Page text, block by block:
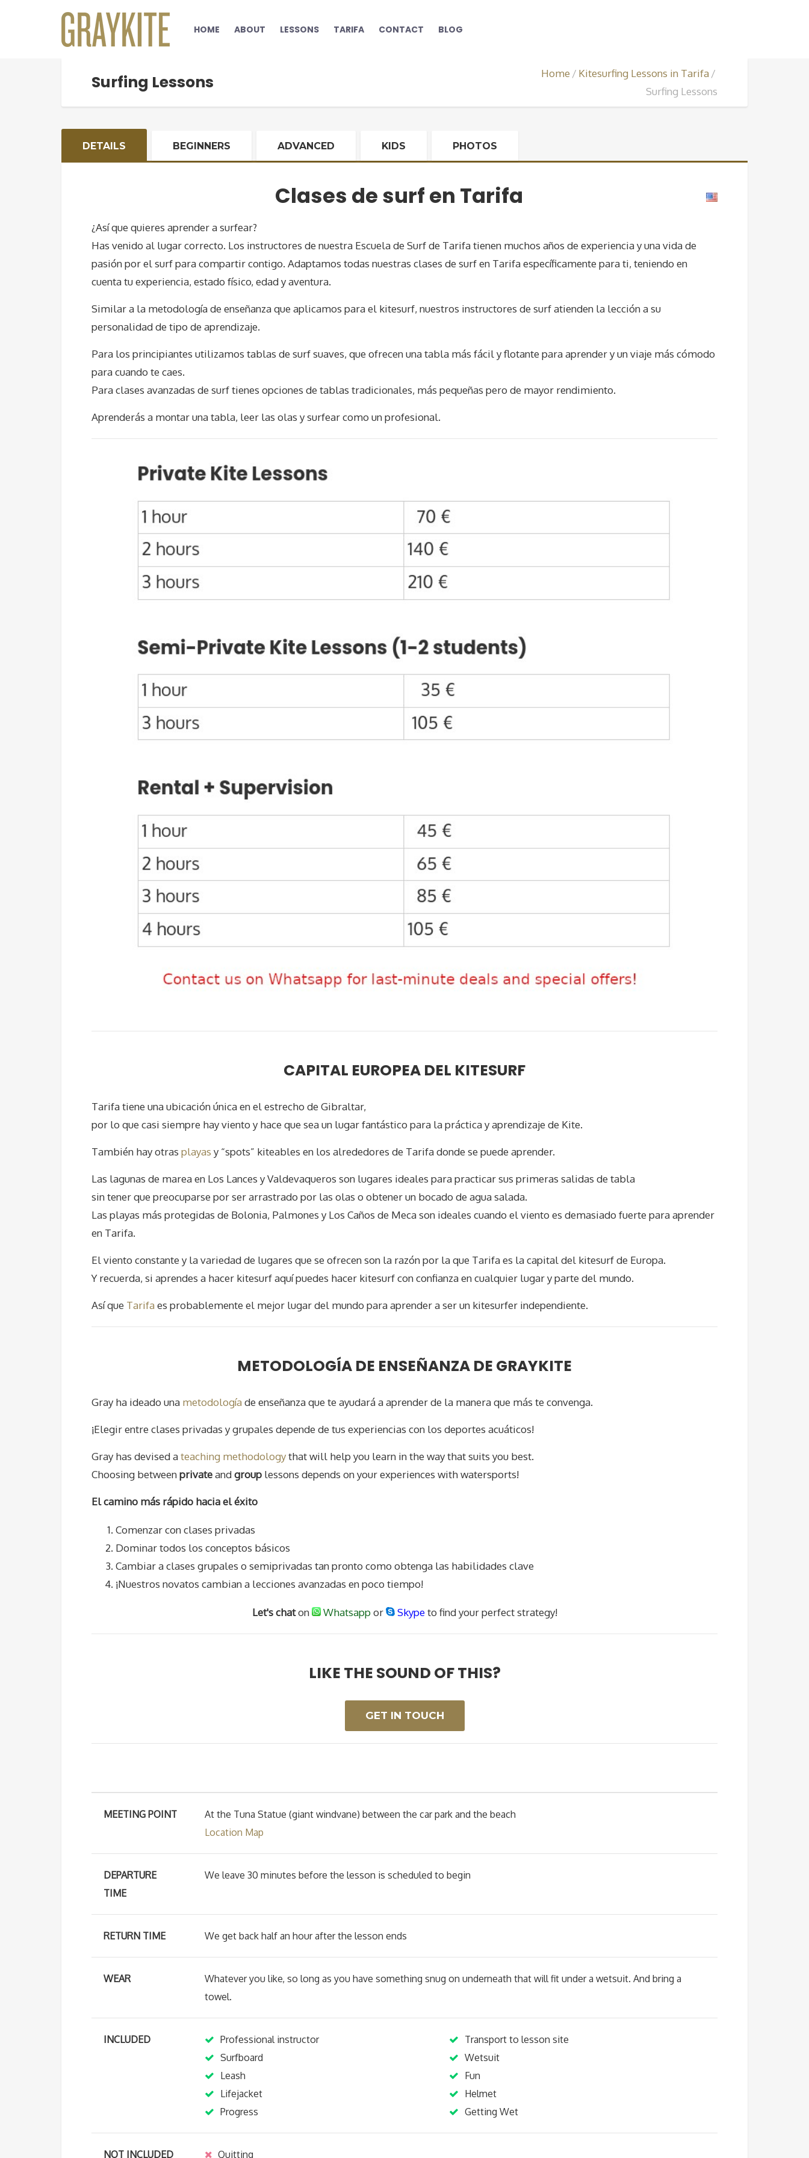
HOME ABOUT LESSONS TARIFA CONTACT BLOG
Surfing Lessons Home
Kitesurfing Lessons in Tarifa
Surfing Lessons
DETAILS BEGINNERS ADVANCED KIDS PHOTOS
Clases de surf en Tarifa
¿Así que quieres aprender a surfear?
Has venido al lugar correcto. Los instructores de nuestra Escuela de Surf de Tarifa tienen muchos años de experiencia y una vida de
pasión por el surf para compartir contigo. Adaptamos todas nuestras clases de surf en Tarifa específicamente para ti, teniendo en
cuenta tu experiencia, estado físico, edad y aventura.
Similar a la metodología de enseñanza que aplicamos para el kitesurf, nuestros instructores de surf atienden la lección a su
personalidad de tipo de aprendizaje.
Para los principiantes utilizamos tablas de surf suaves, que ofrecen una tabla más fácil y flotante para aprender y un viaje más cómodo
para cuando te caes.
Para clases avanzadas de surf tienes opciones de tablas tradicionales, más pequeñas pero de mayor rendimiento.
Aprenderás a montar una tabla, leer las olas y surfear como un profesional.
CAPITAL EUROPEA DEL KITESURF
Tarifa tiene una ubicación única en el estrecho de Gibraltar,
por lo que casi siempre hay viento y hace que sea un lugar fantástico para la práctica y aprendizaje de Kite.
También hay otras playas y “spots” kiteables en los alrededores de Tarifa donde se puede aprender.
Las lagunas de marea en Los Lances y Valdevaqueros son lugares ideales para practicar sus primeras salidas de tabla
sin tener que preocuparse por ser arrastrado por las olas o obtener un bocado de agua salada.
Las playas más protegidas de Bolonia, Palmones y Los Caños de Meca son ideales cuando el viento es demasiado fuerte para aprender
en Tarifa.
El viento constante y la variedad de lugares que se ofrecen son la razón por la que Tarifa es la capital del kitesurf de Europa.
Y recuerda, si aprendes a hacer kitesurf aquí puedes hacer kitesurf con confianza en cualquier lugar y parte del mundo.
Así que Tarifa es probablemente el mejor lugar del mundo para aprender a ser un kitesurfer independiente.
METODOLOGÍA DE ENSEÑANZA DE GRAYKITE
Gray ha ideado una metodología de enseñanza que te ayudará a aprender de la manera que más te convenga.
¡Elegir entre clases privadas y grupales depende de tus experiencias con los deportes acuáticos!
Gray has devised ateaching methodologythat will help you learn in the way that suits you best.
Choosing betweenprivateandgroup lessons depends on your experiences with watersports!
El camino más rápido hacia el éxito
Comenzar con clases privadas
Dominar todos los conceptos básicos
Cambiar a clases grupales o semiprivadas tan pronto como obtenga las habilidades clave
¡Nuestros novatos cambian a lecciones avanzadas en poco tiempo!
Let's chaton Whatsapp or Skype to find your perfect strategy!
LIKE THE SOUND OF THIS?
GET IN TOUCH
MEETING POINT
At the Tuna Statue (giant windvane) between the car park and the beach
Location Map
DEPARTURE
TIME
We leave 30 minutes before the lesson is scheduled to begin
RETURN TIME We get back half an hour after the lesson ends
WEAR
Whatever you like, so long as you have something snug on underneath that will fit under a wetsuit. And bring a
towel.
INCLUDED Professional instructor
Transport to lesson site
Surfboard
Wetsuit
Leash
Fun
Lifejacket
Helmet
Progress
Getting Wet
NOT INCLUDED Quitting